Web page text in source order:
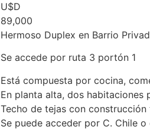
U$D
89,000
Hermoso Duplex en Barrio
Se accede por ruta 3 portón 1
Está compuesta por cocina,
En planta alta, dos habitaciones
Techo de tejas con construcción
Se puede acceder por C. Chile